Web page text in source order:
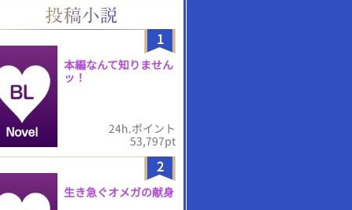
1
本編なんて知りません
ッ！
24h.ポイント
53,797pt
2
生き急ぐオメガの献身